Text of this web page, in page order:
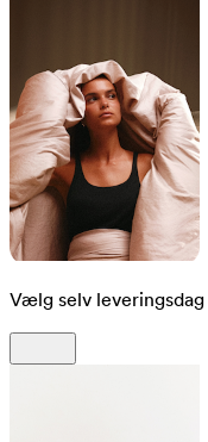
Vælg selv leveringsdag